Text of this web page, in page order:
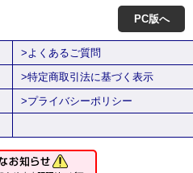
PC版へ
>よくあるご質問
>特定商取引法に基づく表示
>プライバシーポリシー